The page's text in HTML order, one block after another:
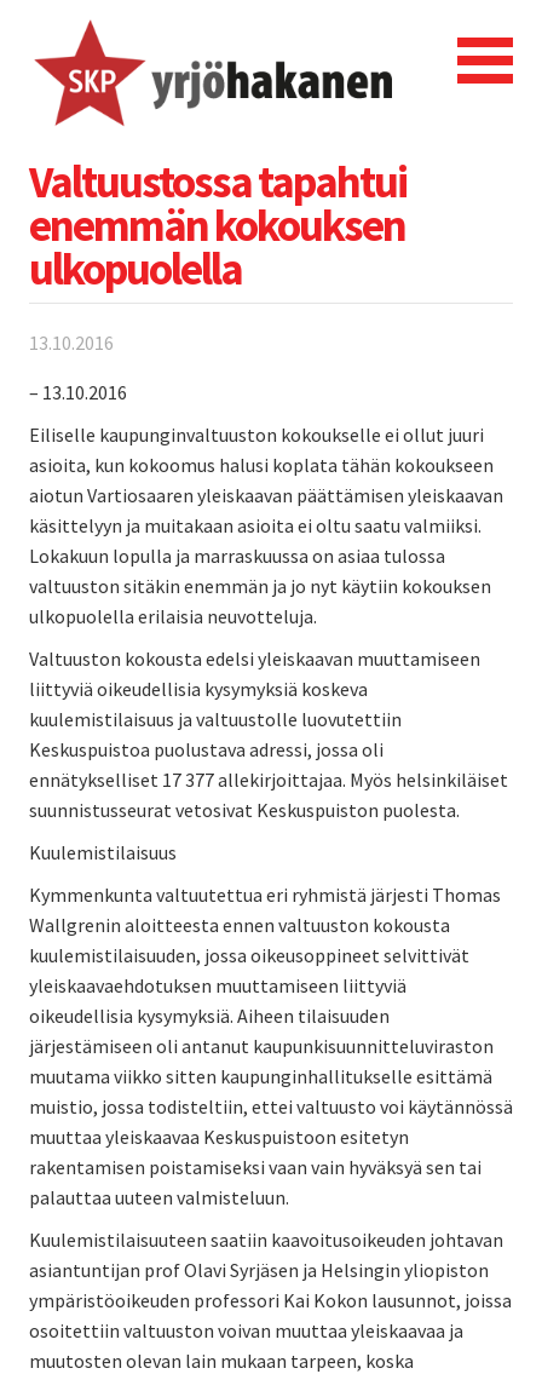
Valtuustossa tapahtui
enemmän kokouksen
ulkopuolella
13.10.2016
– 13.10.2016
Eiliselle kaupunginvaltuuston kokoukselle ei ollut juuri
asioita, kun kokoomus halusi koplata tähän kokoukseen
aiotun Vartiosaaren yleiskaavan päättämisen yleiskaavan
käsittelyyn ja muitakaan asioita ei oltu saatu valmiiksi.
Lokakuun lopulla ja marraskuussa on asiaa tulossa
valtuuston sitäkin enemmän ja jo nyt käytiin kokouksen
ulkopuolella erilaisia neuvotteluja.
Valtuuston kokousta edelsi yleiskaavan muuttamiseen
liittyviä oikeudellisia kysymyksiä koskeva
kuulemistilaisuus ja valtuustolle luovutettiin
Keskuspuistoa puolustava adressi, jossa oli
ennätykselliset 17 377 allekirjoittajaa. Myös helsinkiläiset
suunnistusseurat vetosivat Keskuspuiston puolesta.
Kuulemistilaisuus
Kymmenkunta valtuutettua eri ryhmistä järjesti Thomas
Wallgrenin aloitteesta ennen valtuuston kokousta
kuulemistilaisuuden, jossa oikeusoppineet selvittivät
yleiskaavaehdotuksen muuttamiseen liittyviä
oikeudellisia kysymyksiä. Aiheen tilaisuuden
järjestämiseen oli antanut kaupunkisuunnitteluviraston
muutama viikko sitten kaupunginhallitukselle esittämä
muistio, jossa todisteltiin, ettei valtuusto voi käytännössä
muuttaa yleiskaavaa Keskuspuistoon esitetyn
rakentamisen poistamiseksi vaan vain hyväksyä sen tai
palauttaa uuteen valmisteluun.
Kuulemistilaisuuteen saatiin kaavoitusoikeuden johtavan
asiantuntijan prof Olavi Syrjäsen ja Helsingin yliopiston
ympäristöoikeuden professori Kai Kokon lausunnot, joissa
osoitettiin valtuuston voivan muuttaa yleiskaavaa ja
muutosten olevan lain mukaan tarpeen, koska